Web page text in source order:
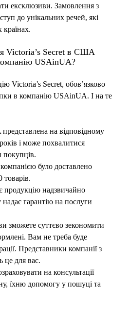
ексклюзиви. Замовлення з
до унікальних речей, які
країнах.
Victoria’s Secret в США
USAinUA?
Victoria’s Secret, обов’язково
в компанію USAinUA. І на те
на відповідному
і може похвалитися
покупців.
було доставлено
продукцію надзвичайно
гарантію на послуги
зможете суттєво зекономити
Вам не треба буде
Представники компанії з
це для вас.
на консультації
їхню допомогу у пошуці та